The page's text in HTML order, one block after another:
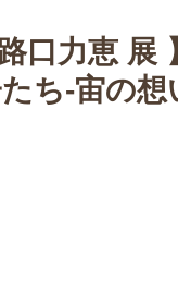
路口力恵
ち-宙の想